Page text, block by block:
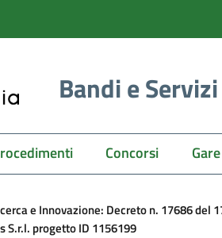
Bandi e Servizi
Concorsi
e Innovazione: Decreto n. 17686
S.r.l. progetto ID 1156199